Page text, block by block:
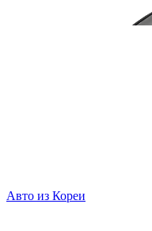
Авто из Кореи